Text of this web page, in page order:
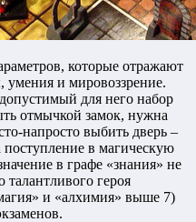
которые отражают
умения и мировоззрение.
для него набор
отмычкой замок, нужна
напросто выбить дверь –
в магическую
в графе «знания» не
талантливого героя
и «алхимия» выше 7)